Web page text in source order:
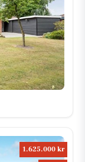
1.625.000 kr